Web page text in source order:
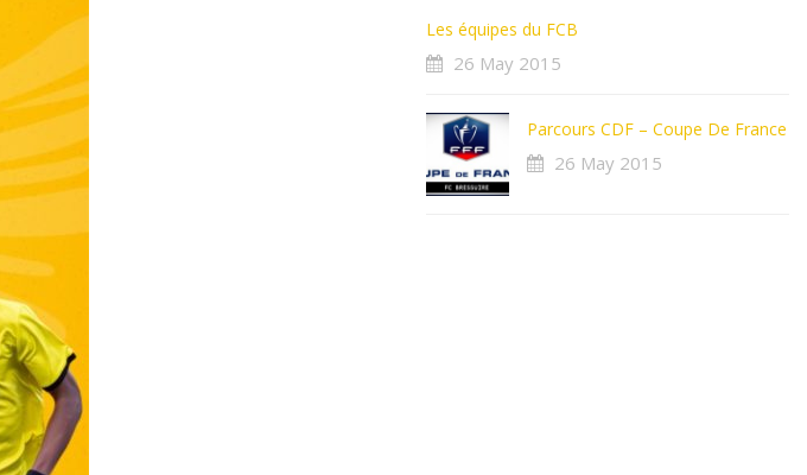
Les équipes du FCB
26 May 2015
Parcours CDF – Coupe De France
26 May 2015